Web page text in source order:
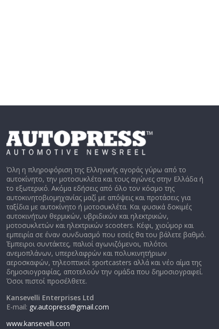
Όλη η πληροφόριση της Ελληνικής αγοράς γύρω από το
αυτοκίνητο, την μοτοσυκλέτα και τους αγώνες στην Ελλάδα ή
το εξωτερικό. Ακόμα εδήσεις από όλο τον κόσμο της
αυτοκινητοβιομηχανίας μαζί με απόψεις και προτάσεις για
ταξίδια με αυτοκίνητο ή μοτοσυκλέτα. Και φυσικά δοκιμές
αυτοκινήτων θερμικών, υβριδικών και ηλεκτρικών,
μοτοσυκλετών και ηλεκτρικών scooters. Κέφι, χιούμορ και
εμπειρία σε έναν συνδυασμό που εσείς θα του βάλετε βαθμό.
Έμπειροι συντάκτες, παλιοί αγωνιζόμενοι, πιλότοι
ανεμοπλάνων, υπερελαφρών και πολυκινητήριων
αεροσκαφών, τηλεοπτικοί sportcasters αλλά και νέο αίμα της
δημοσιογραφίας, αποτελούν την ομάδα που δημοσιογραφεί.
Όσοι πιστοί προσέλθετε.
Kansevelli Enterprises Ltd
E-mail: gv.autopress@gmail.com
www.kansevelli.com